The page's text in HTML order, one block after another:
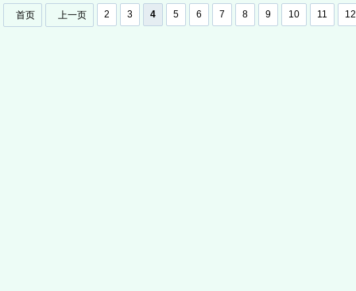
首页 上一页 2 3 4 5 6 7 8 9 10 11 12